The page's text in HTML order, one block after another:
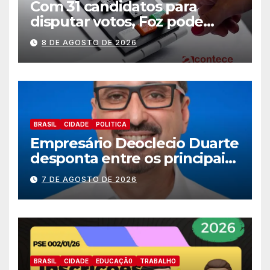
Com 31 candidatos para
disputar votos, Foz pode
perder representatividade
8 DE AGOSTO DE 2026
BRASIL CIDADE POLITICA
Empresário Deoclecio Duarte
desponta entre os principais
nomes do União Brasil para
deputado estadual
7 DE AGOSTO DE 2026
BRASIL CIDADE EDUCAÇÃ0 TRABALHO